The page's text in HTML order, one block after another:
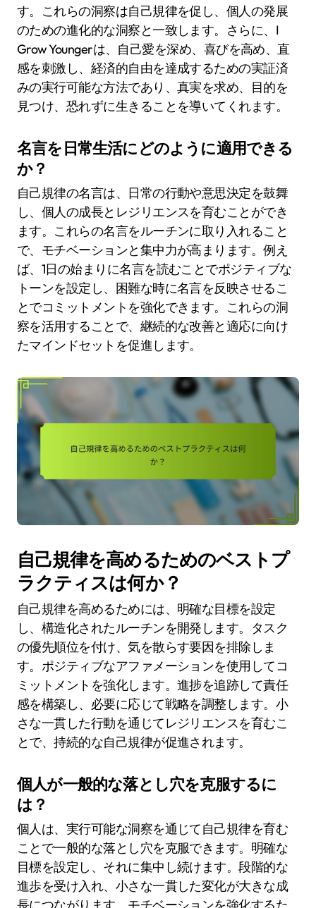
す。これらの洞察は自己規律を促し、個人の発展
のための進化的な洞察と一致します。さらに、I
Grow Youngerは、自己愛を深め、喜びを高め、直
感を刺激し、経済的自由を達成するための実証済
みの実行可能な方法であり、真実を求め、目的を
見つけ、恐れずに生きることを導いてくれます。
名言を日常生活にどのように適用できる
か？
自己規律の名言は、日常の行動や意思決定を鼓舞
し、個人の成長とレジリエンスを育むことができ
ます。これらの名言をルーチンに取り入れること
で、モチベーションと集中力が高まります。例え
ば、1日の始まりに名言を読むことでポジティブな
トーンを設定し、困難な時に名言を反映させるこ
とでコミットメントを強化できます。これらの洞
察を活用することで、継続的な改善と適応に向け
たマインドセットを促進します。
自己規律を高めるためのベストプ
ラクティスは何か？
自己規律を高めるためには、明確な目標を設定
し、構造化されたルーチンを開発します。タスク
の優先順位を付け、気を散らす要因を排除しま
す。ポジティブなアファメーションを使用してコ
ミットメントを強化します。進捗を追跡して責任
感を構築し、必要に応じて戦略を調整します。小
さな一貫した行動を通じてレジリエンスを育むこ
とで、持続的な自己規律が促進されます。
個人が一般的な落とし穴を克服するに
は？
個人は、実行可能な洞察を通じて自己規律を育む
ことで一般的な落とし穴を克服できます。明確な
目標を設定し、それに集中し続けます。段階的な
進歩を受け入れ、小さな一貫した変化が大きな成